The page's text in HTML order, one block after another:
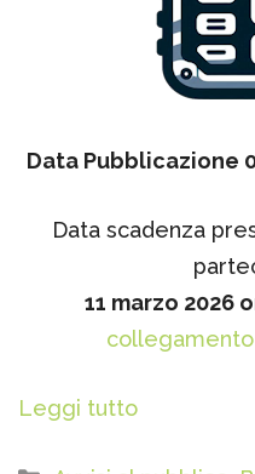
Data Pubblicazione
Data scadenza
11 marzo 2026
Leggi tutto